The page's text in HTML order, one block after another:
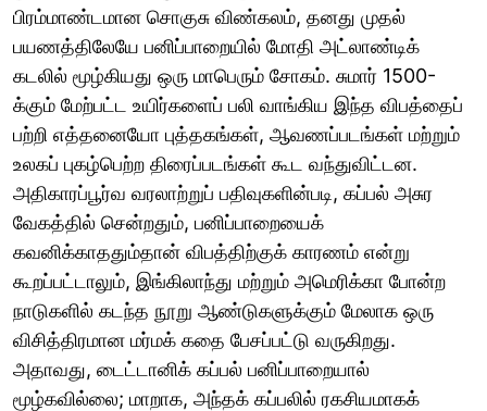
பிரம்மாண்டமான சொகுசு விண்கலம், தனது முதல்
பயணத்திலேயே பனிப்பாறையில் மோதி அட்லாண்டிக்
கடலில் மூழ்கியது ஒரு மாபெரும் சோகம். சுமார் 1500-
க்கும் மேற்பட்ட உயிர்களைப் பலி வாங்கிய இந்த விபத்தைப்
பற்றி எத்தனையோ புத்தகங்கள், ஆவணப்படங்கள் மற்றும்
உலகப் புகழ்பெற்ற திரைப்படங்கள் கூட வந்துவிட்டன.
அதிகாரப்பூர்வ வரலாற்றுப் பதிவுகளின்படி, கப்பல் அசுர
வேகத்தில் சென்றதும், பனிப்பாறையைக்
கவனிக்காததும்தான் விபத்திற்குக் காரணம் என்று
கூறப்பட்டாலும், இங்கிலாந்து மற்றும் அமெரிக்கா போன்ற
நாடுகளில் கடந்த நூறு ஆண்டுகளுக்கும் மேலாக ஒரு
விசித்திரமான மர்மக் கதை பேசப்பட்டு வருகிறது.
அதாவது, டைட்டானிக் கப்பல் பனிப்பாறையால்
மூழ்கவில்லை; மாறாக, அந்தக் கப்பலில் ரகசியமாகக்